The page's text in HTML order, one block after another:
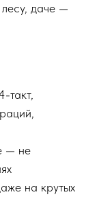
лесу, даче —
такт,
— не
на крутых